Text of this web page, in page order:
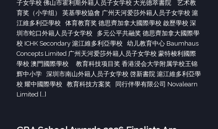
子女学校 佛山市霍利斯外籍人员子女学校 大光德萃書院 艺术教
育奖（小学组） 英基學校協會 广州天河爱莎外籍人员子女学校 滬
江維多利亞學校 体育教育奖 德思齊加拿大國際學校 啟歷學校 深
圳市蛇口外籍人员子女学校 多元公平共融奖 德思齊加拿大國際學
校 ICHK Secondary 滬江維多利亞學校 幼儿教育中心 Baumhaus
Concepts Limited 广州天河爱莎外籍人员子女学校 蒙特梭利國際
學校 澳門國際學校 教育科技项目奖 香港浸会大学附属学校王锦
辉中小学 深圳市南山外籍人员子女学校 啓新書院 滬江維多利亞學
校 耀中國際學校 教育科技方案奖 同行伴學有限公司 Novalearn
Limited […]